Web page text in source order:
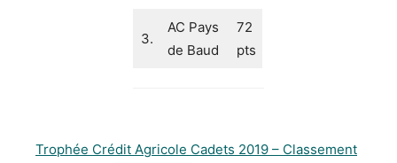
3.
AC Pays
de Baud
72
pts
Trophée Crédit Agricole Cadets 2019 – Classement